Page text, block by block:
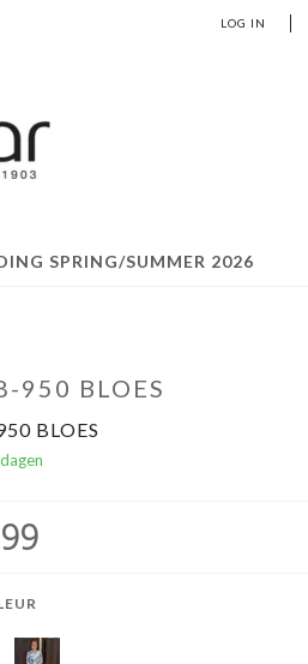
LOG IN
SPRING/SUMMER 2026
950 BLOES
BLOES